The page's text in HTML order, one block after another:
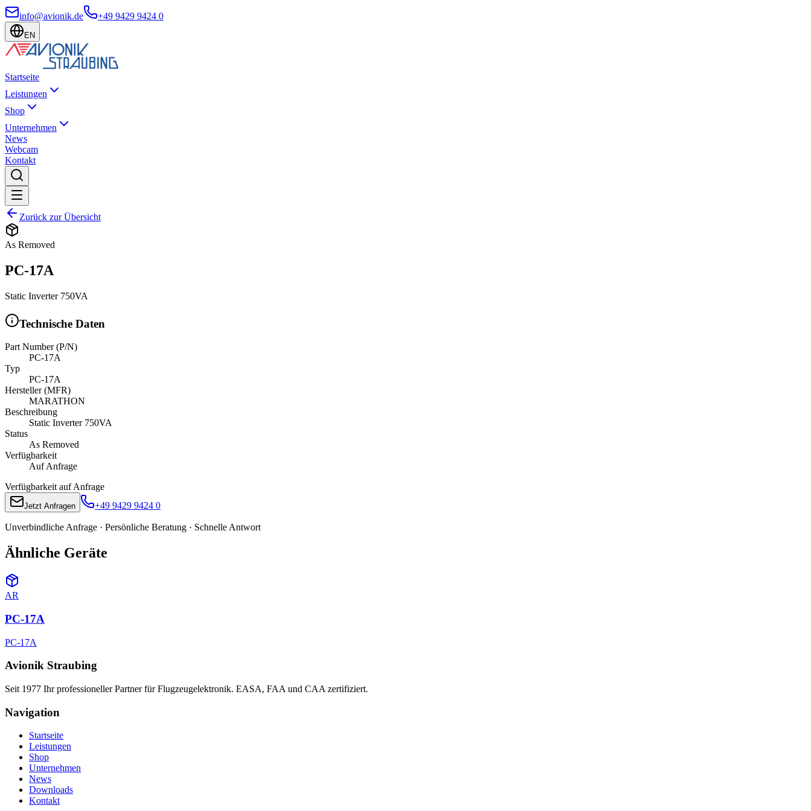
info@avionik.de +49 9429 9424 0
EN
Startseite
Leistungen
Shop
Unternehmen
News
Webcam
Kontakt
Zurück zur Übersicht
As Removed
PC-17A
Static Inverter 750VA
Technische Daten
Part Number (P/N)
PC-17A
Typ
PC-17A
Hersteller (MFR)
MARATHON
Beschreibung
Static Inverter 750VA
Status
As Removed
Verfügbarkeit
Auf Anfrage
Verfügbarkeit auf Anfrage
Jetzt Anfragen +49 9429 9424 0
Unverbindliche Anfrage · Persönliche Beratung · Schnelle Antwort
Ähnliche Geräte
AR
PC-17A
PC-17A
Avionik Straubing
Seit 1977 Ihr professioneller Partner für Flugzeugelektronik. EASA, FAA und CAA zertifiziert.
Navigation
Startseite
Leistungen
Shop
Unternehmen
News
Downloads
Kontakt